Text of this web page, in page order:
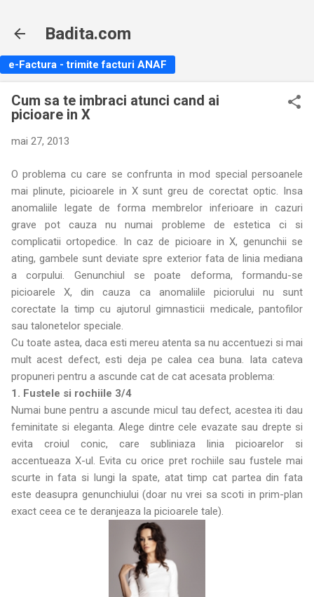
Badita.com
e-Factura - trimite facturi ANAF
Cum sa te imbraci atunci cand ai
picioare in X
mai 27, 2013
O problema cu care se confrunta in mod special persoanele
mai plinute, picioarele in X sunt greu de corectat optic. Insa
anomaliile legate de forma membrelor inferioare in cazuri
grave pot cauza nu numai probleme de estetica ci si
complicatii ortopedice. In caz de picioare in X, genunchii se
ating, gambele sunt deviate spre exterior fata de linia mediana
a corpului. Genunchiul se poate deforma, formandu-se
picioarele X, din cauza ca anomaliile piciorului nu sunt
corectate la timp cu ajutorul gimnasticii medicale, pantofilor
sau talonetelor speciale.
Cu toate astea, daca esti mereu atenta sa nu accentuezi si mai
mult acest defect, esti deja pe calea cea buna. Iata cateva
propuneri pentru a ascunde cat de cat acesata problema:
1. Fustele si rochiile 3/4
Numai bune pentru a ascunde micul tau defect, acestea iti dau
feminitate si eleganta. Alege dintre cele evazate sau drepte si
evita croiul conic, care subliniaza linia picioarelor si
accentueaza X-ul. Evita cu orice pret rochiile sau fustele mai
scurte in fata si lungi la spate, atat timp cat partea din fata
este deasupra genunchiului (doar nu vrei sa scoti in prim-plan
exact ceea ce te deranjeaza la picioarele tale).